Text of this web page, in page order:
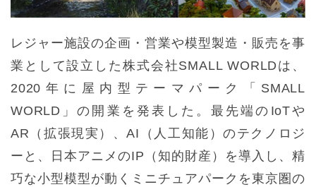
レジャー施設の企画・営業や模型製造・販売を事
業として設立した株式会社SMALL WORLDは、
2020年に屋内型テーマパーク「SMALL
WORLD」の開業を発表した。最先端のIoTや
AR（拡張現実）、AI（人工知能）のテクノロジ
ーと、日本アニメのIP（知的財産）を導入し、精
巧な小型模型が動くミニチュアパークを東京圏の